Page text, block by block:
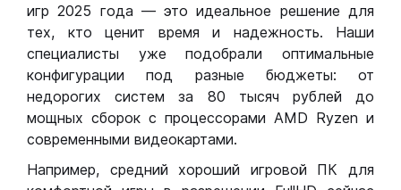
игр 2025 года — это идеальное решение для
тех, кто ценит время и надежность. Наши
специалисты уже подобрали оптимальные
конфигурации под разные бюджеты: от
недорогих систем за 80 тысяч рублей до
мощных сборок с процессорами AMD Ryzen и
современными видеокартами.
Например, средний хороший игровой ПК для